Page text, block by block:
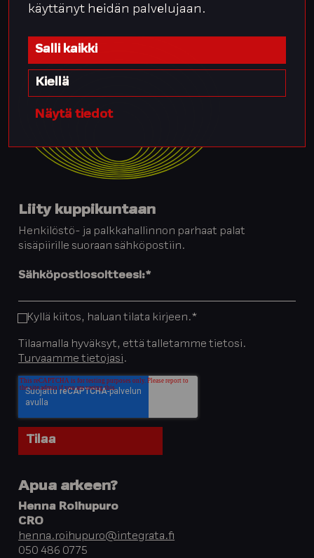
käyttänyt heidän palvelujaan.
Salli kaikki
Kiellä
Näytä tiedot
Liity kuppikuntaan
Henkilöstö- ja palkkahallinnon parhaat palat
sisäpiirille suoraan sähköpostiin.
Sähköpostiosoitteesi:*
Kyllä kiitos, haluan tilata kirjeen.*
Tilaamalla hyväksyt, että talletamme tietosi.
Turvaamme tietojasi .
Apua arkeen?
Henna Roihupuro
CRO
henna.roihupuro@integrata.fi
050 486 0775